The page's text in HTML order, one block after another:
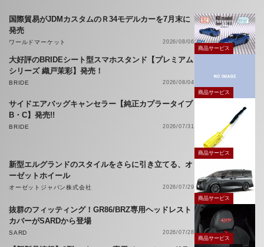
国際貿易がJDMカスタムのＲ34モデルカーを7月末に
発売
ワールドマーケット
2026/08/06
商品サービス
大好評のBRIDEシート型スマホスタンド【プレミアム
シリーズ 織戸茉彩】発売！
BRIDE
2026/08/04
商品サービス
サイドエアバッグキャンセラー【純正カプラータイプ
B・C】発売!!
BRIDE 2026/07/31
商品サービス
新型エルグランドのスタイルをさらに引き立てる、オ
ーゼットホイール
オーゼットジャパン株式会社
2026/07/29
商品サービス
抜群のフィッティング！GR86/BRZ専用ヘッドレスト
カバーがSARDから登場
SARD
2026/07/28
商品サービス